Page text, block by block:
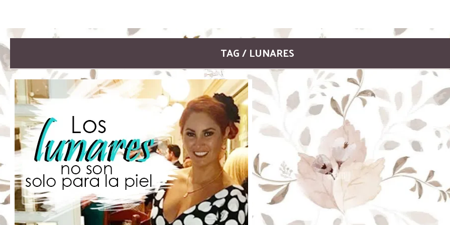
TAG / LUNARES